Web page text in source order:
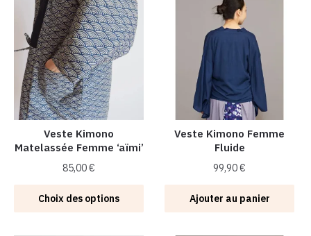
Veste Kimono
Matelassée Femme ‘aïmi’
85,00€
Choix des options
Ce
produit
Veste Kimono Femme
Fluide
99,90€
Ajouter au panier